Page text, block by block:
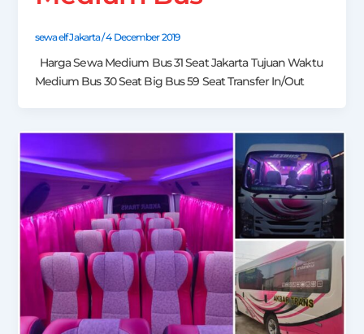
sewa elf Jakarta/4 December 2019
Harga Sewa Medium Bus 31 Seat Jakarta Tujuan Waktu
Medium Bus 30 Seat Big Bus 59 Seat Transfer In/Out